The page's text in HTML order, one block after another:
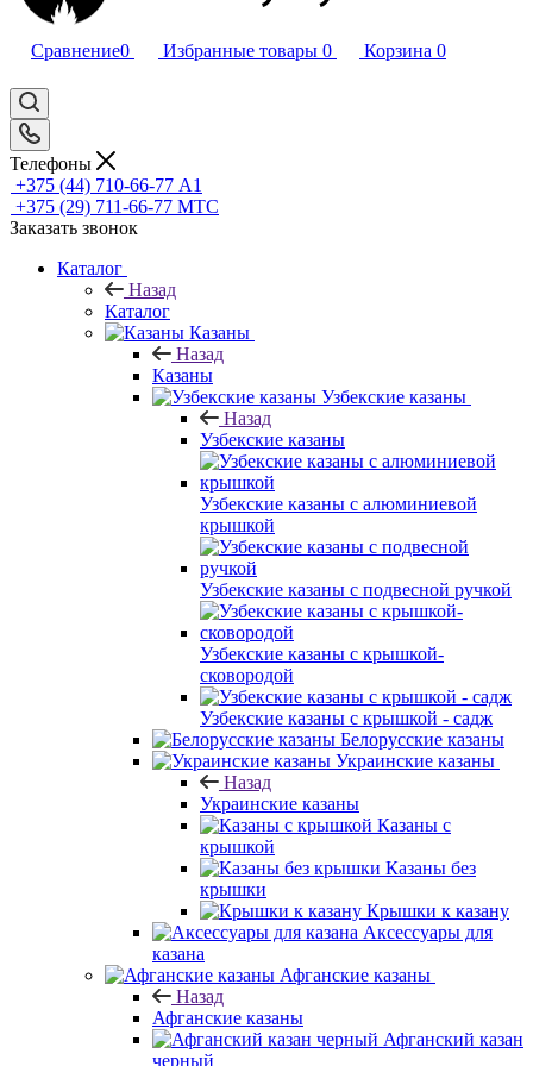
Сравнение0 Избранные товары 0 Корзина 0
Телефоны
+375 (44) 710-66-77 А1
+375 (29) 711-66-77 МТС
Заказать звонок
Каталог
Назад
Каталог
Казаны
Назад
Казаны
Узбекские казаны
Назад
Узбекские казаны
Узбекские казаны с алюминиевой
крышкой
Узбекские казаны с подвесной ручкой
Узбекские казаны с крышкой-
сковородой
Узбекские казаны с крышкой - садж
Белорусские казаны
Украинские казаны
Назад
Украинские казаны
Казаны с
крышкой
Казаны без
крышки
Крышки к казану
Аксессуары для
казана
Афганские казаны
Назад
Афганские казаны
Афганский казан
черный